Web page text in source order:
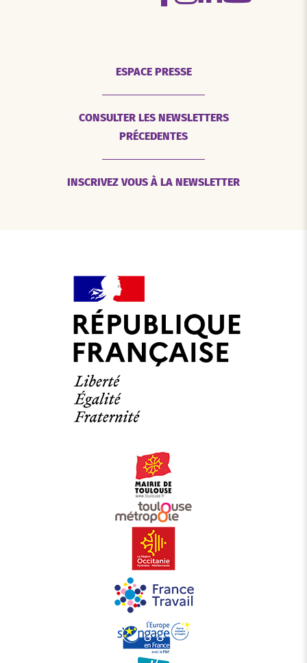
ESPACE PRESSE
CONSULTER LES NEWSLETTERS
PRÉCEDENTES
INSCRIVEZ VOUS À LA NEWSLETTER